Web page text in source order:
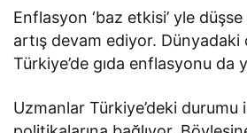
Enflasyon ‘baz etkisi’ yle
artış devam ediyor. Dünyadaki
Türkiye’de gıda enflasyonu da
Uzmanlar Türkiye’deki durumu